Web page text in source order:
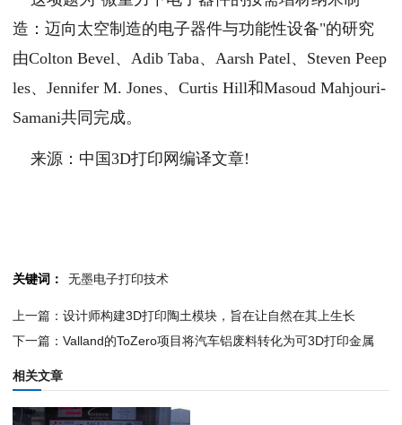
造：迈向太空制造的电子器件与功能性设备"的研究
由Colton Bevel、Adib Taba、Aarsh Patel、Steven Peep
les、Jennifer M. Jones、Curtis Hill和Masoud Mahjouri-
Samani共同完成。
来源：中国3D打印网编译文章!
关键词： 无墨电子打印技术
上一篇：设计师构建3D打印陶土模块，旨在让自然在其上生长
下一篇：Valland的ToZero项目将汽车铝废料转化为可3D打印金属
相关文章